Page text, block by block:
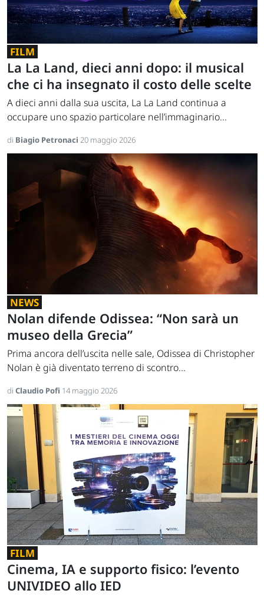
FILM
La La Land, dieci anni dopo: il musical
che ci ha insegnato il costo delle scelte
A dieci anni dalla sua uscita, La La Land continua a
occupare uno spazio particolare nell’immaginario...
di Biagio Petronaci 20 maggio 2026
NEWS
Nolan difende Odissea: “Non sarà un
museo della Grecia”
Prima ancora dell’uscita nelle sale, Odissea di Christopher
Nolan è già diventato terreno di scontro...
di Claudio Pofi 14 maggio 2026
FILM
Cinema, IA e supporto fisico: l’evento
UNIVIDEO allo IED